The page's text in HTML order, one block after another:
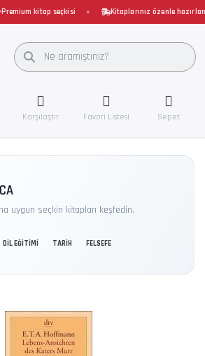
kitap seçkisi Kitaplarınız özenle hazırlanır
Karşılaştır Favori Listesi Sepet
uygun seçkin kitapları keşfedin.
DİL EĞİTİMİ TARİH FELSEFE